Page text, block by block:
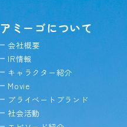
アミーゴについて
会社概要
IR情報
キャラクター紹介
Movie
プライベートブランド
社会活動